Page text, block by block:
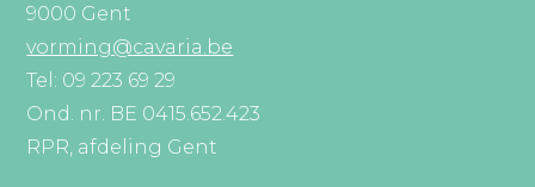
9000 Gent
vorming@cavaria.be
Tel: 09 223 69 29
Ond. nr. BE 0415.652.423
RPR, afdeling Gent